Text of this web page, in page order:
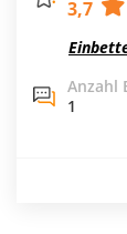
3,7
Anzahl
1